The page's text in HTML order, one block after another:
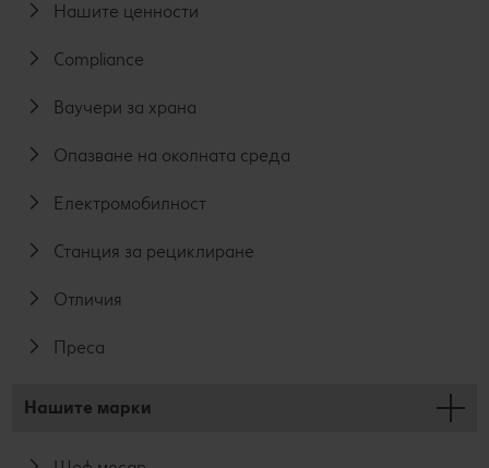
Нашите ценности
Compliance
Ваучери за храна
Опазване на околната среда
Електромобилност
Станция за рециклиране
Отличия
Преса
Нашите марки